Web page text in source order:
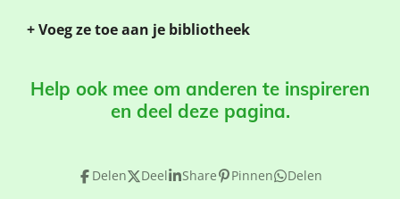
+ Voeg ze toe aan je bibliotheek
Help ook mee om anderen te inspireren
en deel deze pagina.
Delen Deel Share Pinnen Delen